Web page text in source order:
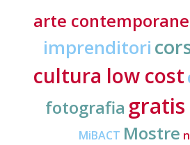
arte
imprenditori
cultura low cost
fotografia gratis
MiBACT Mostre